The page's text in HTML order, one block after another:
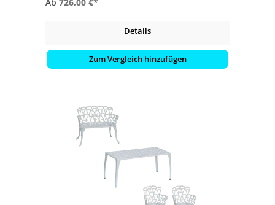
Details
Zum Vergleich hinzufügen